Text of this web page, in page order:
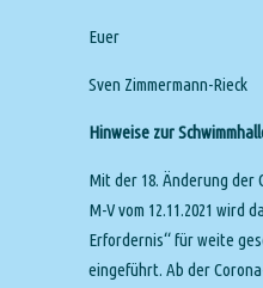
Euer
Sven Zimmermann-Rieck
Hinweise zur
Mit der 18. Änderung der
M-V vom 12.11.2021 wird
Erfordernis“ für weite
eingeführt. Ab der